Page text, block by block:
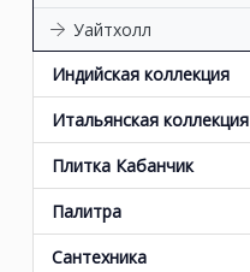
Уайтхолл
Индийская коллекция
Итальянская коллекция
Плитка Кабанчик
Палитра
Сантехника